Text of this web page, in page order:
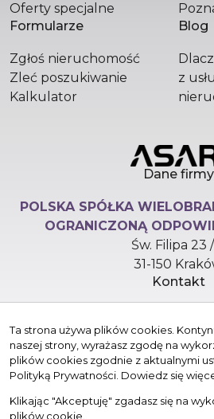
Oferty specjalne
Formularze
Zgłoś nieruchomość
Zleć poszukiwanie
Kalkulator
Blog
z
Dane firmy
POLSKA SPÓŁKA
OGRANICZONĄ
Św. Filipa 23
31-150
Kontakt
+48 510 296
Znajdziesz
Ta strona używa plików cookies.
naszej strony, wyrażasz zgodę na
plików cookies zgodnie z aktualnymi
Polityką Prywatności. Dowiedz się
Klikając "Akceptuję" zgadasz się na
plików cookie.